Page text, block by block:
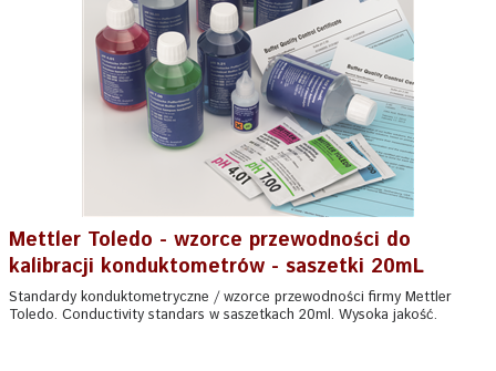
Mettler Toledo - wzorce przewodności do
kalibracji konduktometrów - saszetki 20mL
Standardy konduktometryczne / wzorce przewodności firmy Mettler
Toledo. Conductivity standars w saszetkach 20ml. Wysoka jakość.